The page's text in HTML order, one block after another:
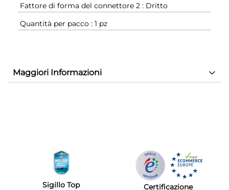
Fattore di forma del connettore 2 : Dritto
Quantità per pacco : 1 pz
Maggiori Informazioni
Sigillo Top
Certificazione